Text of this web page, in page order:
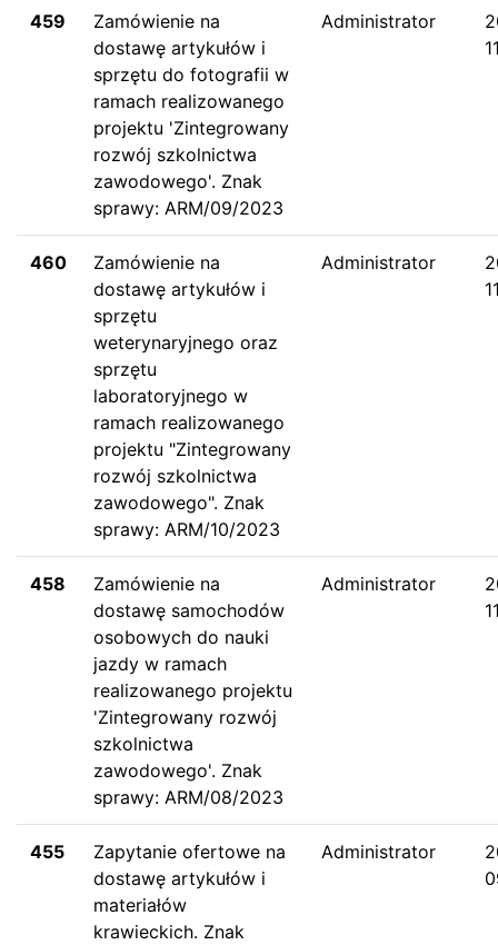
459
Zamówienie na
dostawę artykułów i
sprzętu do fotografii w
ramach realizowanego
projektu 'Zintegrowany
rozwój szkolnictwa
zawodowego'. Znak
sprawy: ARM/09/2023
Administrator
460
Zamówienie na
dostawę artykułów i
sprzętu
weterynaryjnego oraz
sprzętu
laboratoryjnego w
ramach realizowanego
projektu "Zintegrowany
rozwój szkolnictwa
zawodowego". Znak
sprawy: ARM/10/2023
Administrator
458
Zamówienie na
dostawę samochodów
osobowych do nauki
jazdy w ramach
realizowanego projektu
'Zintegrowany rozwój
szkolnictwa
zawodowego'. Znak
sprawy: ARM/08/2023
Administrator
455
Zapytanie ofertowe na
dostawę artykułów i
materiałów
krawieckich. Znak
Administrator